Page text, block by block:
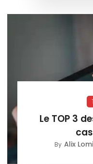
Le TOP 3
By Alix